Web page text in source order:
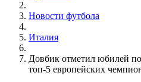
Новости футбола
Италия
Довбик отметил юбилей
топ-5 европейских